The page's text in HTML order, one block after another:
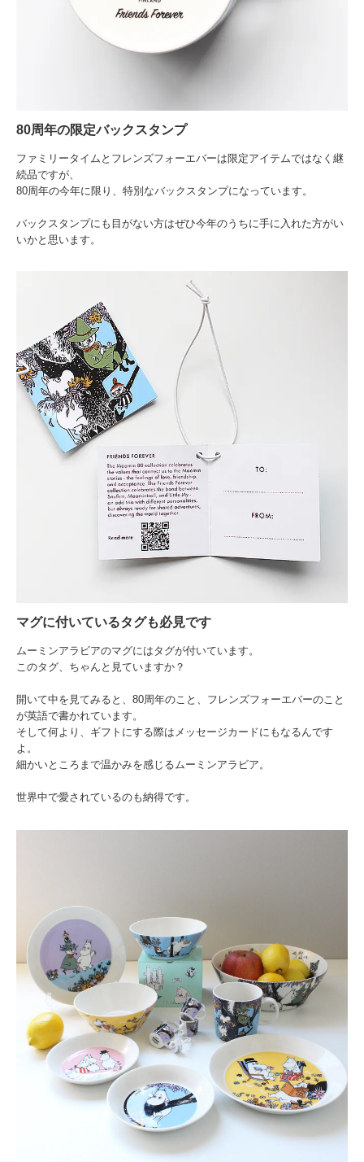
80周年の限定バックスタンプ
ファミリータイムとフレンズフォーエバーは限定アイテムではなく継
続品ですが、
80周年の今年に限り、特別なバックスタンプになっています。
バックスタンプにも目がない方はぜひ今年のうちに手に入れた方がい
いかと思います。
マグに付いているタグも必見です
ムーミンアラビアのマグにはタグが付いています。
このタグ、ちゃんと見ていますか？
開いて中を見てみると、80周年のこと、フレンズフォーエバーのこと
が英語で書かれています。
そして何より、ギフトにする際はメッセージカードにもなるんです
よ。
細かいところまで温かみを感じるムーミンアラビア。
世界中で愛されているのも納得です。